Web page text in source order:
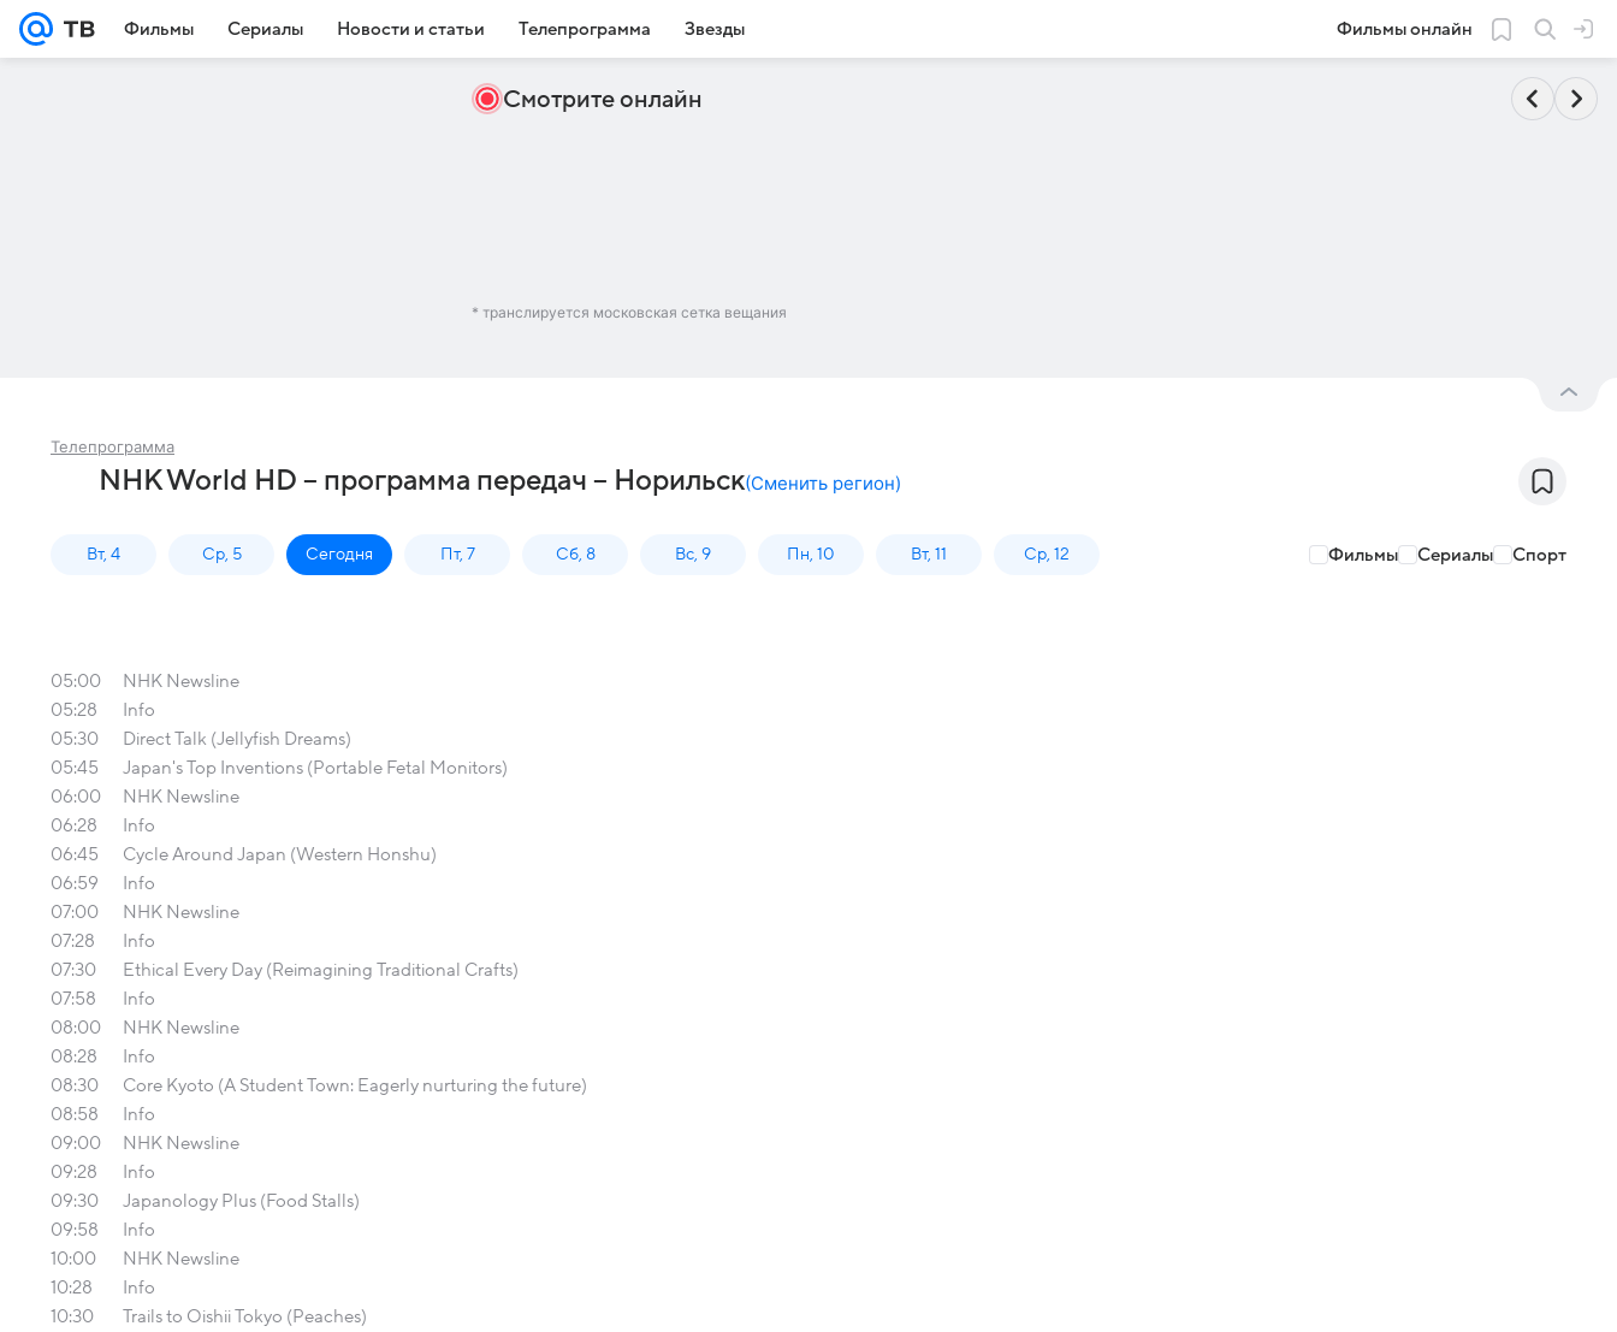
Фильмы Сериалы Новости и статьи Телепрограмма Звезды Фильмы онлайн
Смотрите онлайн
* транслируется московская сетка вещания
Телепрограмма
NHK World HD – программа передач – Норильск(Сменить регион)
Вт, 4 Ср, 5 Сегодня Пт, 7 Сб, 8 Вс, 9 Пн, 10 Вт, 11 Ср, 12 Фильмы Сериалы Спорт
05:00
NHK Newsline
05:28
Info
05:30
Direct Talk (Jellyfish Dreams)
05:45
Japan's Top Inventions (Portable Fetal Monitors)
06:00
NHK Newsline
06:28
Info
06:45
Cycle Around Japan (Western Honshu)
06:59
Info
07:00
NHK Newsline
07:28
Info
07:30
Ethical Every Day (Reimagining Traditional Crafts)
07:58
Info
08:00
NHK Newsline
08:28
Info
08:30
Core Kyoto (A Student Town: Eagerly nurturing the future)
08:58
Info
09:00
NHK Newsline
09:28
Info
09:30
Japanology Plus (Food Stalls)
09:58
Info
10:00
NHK Newsline
10:28
Info
10:30
Trails to Oishii Tokyo (Peaches)